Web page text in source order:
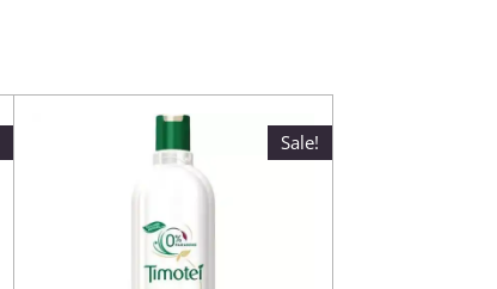
Sale!